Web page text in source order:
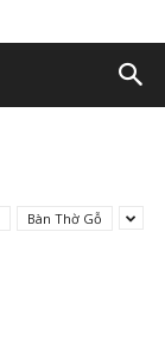
Bàn Thờ Gỗ